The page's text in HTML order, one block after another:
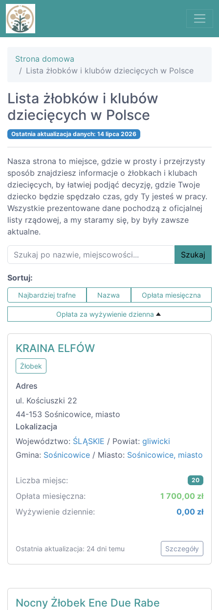
Strona domowa
Lista żłobków i klubów dziecięcych w Polsce
Lista żłobków i klubów
dziecięcych w Polsce
Ostatnia aktualizacja danych: 14 lipca 2026
Nasza strona to miejsce, gdzie w prosty i przejrzysty
sposób znajdziesz informacje o żłobkach i klubach
dziecięcych, by łatwiej podjąć decyzję, gdzie Twoje
dziecko będzie spędzało czas, gdy Ty jesteś w pracy.
Wszystkie prezentowane dane pochodzą z oficjalnej
listy rządowej, a my staramy się, by były zawsze
aktualne.
Szukaj
Sortuj:
Najbardziej trafne Nazwa Opłata miesięczna
Opłata za wyżywienie dzienna
KRAINA ELFÓW
Żłobek
Adres
ul. Kościuszki 22
44-153 Sośnicowice, miasto
Lokalizacja
Województwo: ŚLĄSKIE / Powiat: gliwicki
Gmina: Sośnicowice / Miasto: Sośnicowice, miasto
Liczba miejsc: 20
Opłata miesięczna:
1 700,00 zł
Wyżywienie dziennie:
0,00 zł
Ostatnia aktualizacja: 24 dni temu Szczegóły
Nocny Żłobek Ene Due Rabe